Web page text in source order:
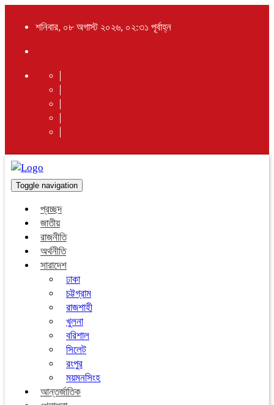
শনিবার, ০৮ অগাস্ট ২০২৬, ০২:৩১ পূর্বাহ্ন
Toggle navigation
প্রচ্ছদ
জাতীয়
রাজনীতি
অর্থনীতি
সারাদেশ
ঢাকা
চট্টগ্রাম
রাজশাহী
খুলনা
বরিশাল
সিলেট
রংপুর
ময়মনসিংহ
আন্তর্জাতিক